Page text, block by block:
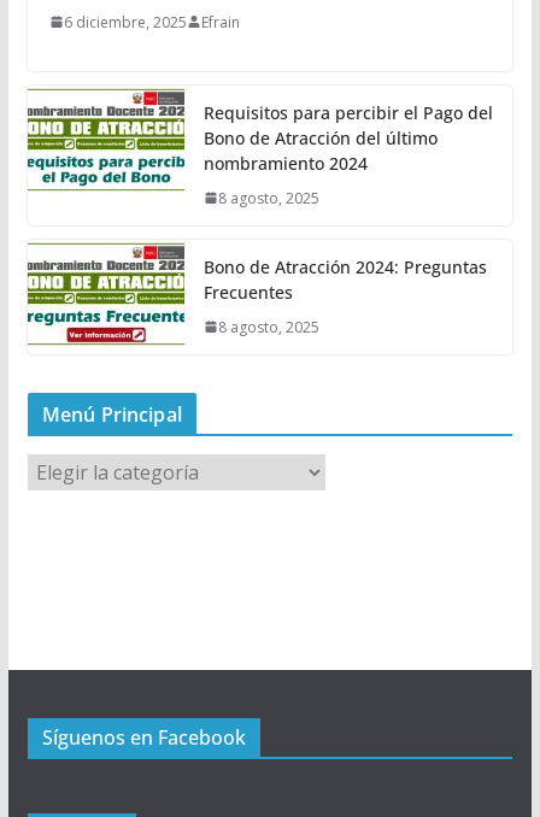
6 diciembre, 2025 Efrain
Requisitos para percibir el Pago del
Bono de Atracción del último
nombramiento 2024
8 agosto, 2025
Bono de Atracción 2024: Preguntas
Frecuentes
8 agosto, 2025
Menú Principal
M
e
Síguenos en Facebook